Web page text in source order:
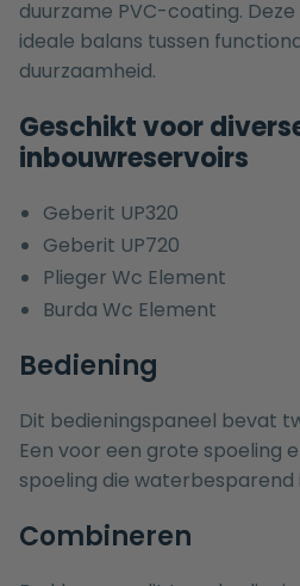
duurzame PVC-coating.
ideale balans tussen
duurzaamheid.
Geschikt voor
inbouwreservoirs
Geberit UP320
Geberit UP720
Plieger Wc Element
Burda Wc Element
Bediening
Dit bedieningspaneel bevat
Een voor een grote spoeling
spoeling die waterbesparend
Combineren